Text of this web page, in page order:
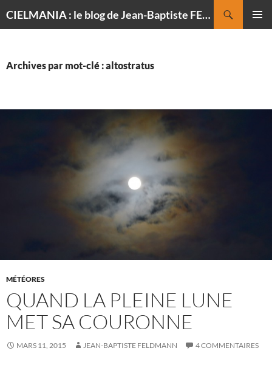
CIELMANIA : le blog de Jean-Baptiste FELDMANN, photographe du ciel
Archives par mot-clé : altostratus
MÉTÉORES
QUAND LA PLEINE LUNE
MET SA COURONNE
MARS 11, 2015 JEAN-BAPTISTE FELDMANN 4 COMMENTAIRES